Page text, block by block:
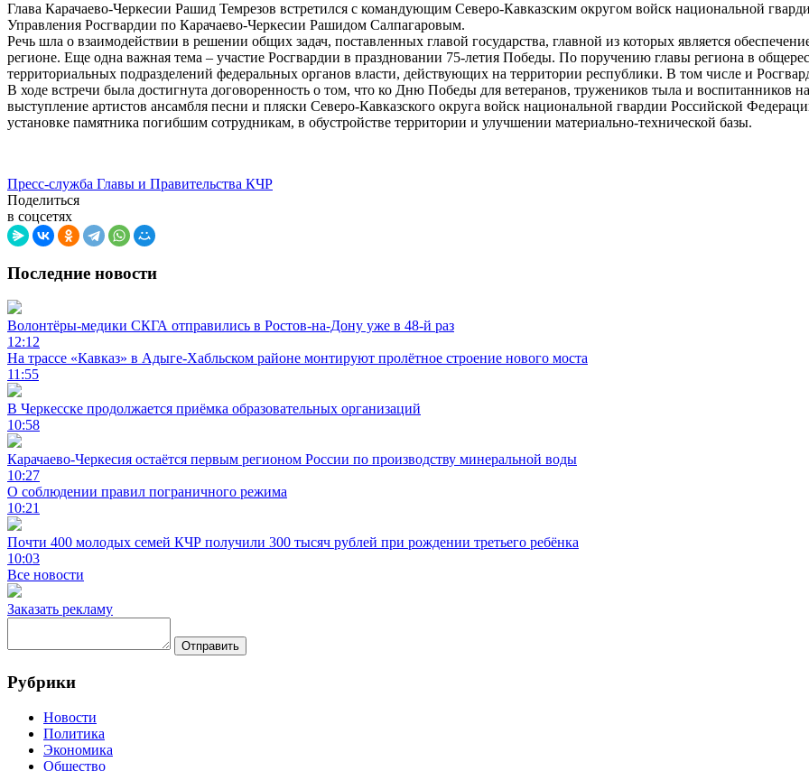
Глава Карачаево-Черкесии Рашид Темрезов встретился с командующим Северо-Кавказским округом войск национальной
Управления Росгвардии по Карачаево-Черкесии Рашидом Салпагаровым.
Речь шла о взаимодействии в решении общих задач, поставленных главой государства, главной из которых является
регионе. Еще одна важная тема – участие Росгвардии в праздновании 75-летия Победы. По поручению главы региона в
территориальных подразделений федеральных органов власти, действующих на территории республики. В том числе и
В ходе встречи была достигнута договоренность о том, что ко Дню Победы для ветеранов, тружеников тыла и воспитанников
выступление артистов ансамбля песни и пляски Северо-Кавказского округа войск национальной гвардии Российской
установке памятника погибшим сотрудникам, в обустройстве территории и улучшении материально-технической базы.
Пресс-служба Главы и Правительства КЧР
Поделиться
в соцсетях
Последние новости
Волонтёры-медики СКГА отправились в Ростов-на-Дону уже в 48-й раз
12:12
На трассе «Кавказ» в Адыге-Хабльском районе монтируют пролётное строение нового моста
11:55
В Черкесске продолжается приёмка образовательных организаций
10:58
Карачаево-Черкесия остаётся первым регионом России по производству минеральной воды
10:27
О соблюдении правил пограничного режима
10:21
Почти 400 молодых семей КЧР получили 300 тысяч рублей при рождении третьего ребёнка
10:03
Все новости
Заказать рекламу
Отправить
Рубрики
Новости
Политика
Экономика
Общество